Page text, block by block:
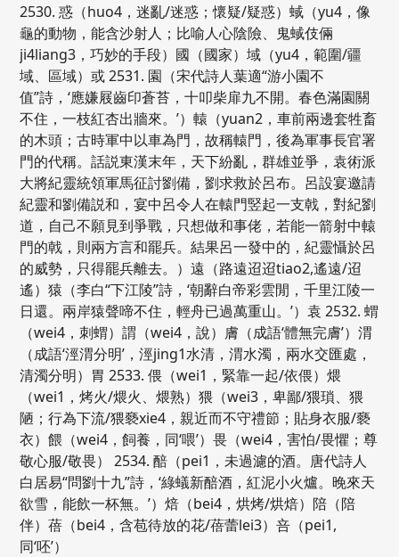
2530. 惑（huo4，迷亂/迷惑；懷疑/疑惑）蜮（yu4，像
龜的動物，能含沙射人；比喻人心陰險、鬼蜮伎倆
ji4liang3，巧妙的手段）國（國家）域（yu4，範圍/疆
域、區域）或 2531. 園（宋代詩人葉適“游小園不
值”詩，‘應嫌屐齒印蒼苔，十叩柴扉九不開。春色滿園關
不住，一枝紅杏出牆來。’）轅（yuan2，車前兩邊套牲畜
的木頭；古時軍中以車為門，故稱轅門，後為軍事長官署
門的代稱。話説東漢末年，天下紛亂，群雄並爭，袁術派
大將紀靈統領軍馬征討劉備，劉求救於呂布。呂設宴邀請
紀靈和劉備説和，宴中呂令人在轅門竪起一支戟，對紀劉
道，自己不願見到爭戰，只想做和事佬，若能一箭射中轅
門的戟，則兩方言和罷兵。結果呂一發中的，紀靈懾於呂
的威勢，只得罷兵離去。）遠（路遠迢迢tiao2,遙遠/迢
遙）猿（李白“下江陵”詩，‘朝辭白帝彩雲閒，千里江陵一
日還。兩岸猿聲啼不住，輕舟已過萬重山。’）袁 2532. 蝟
（wei4，刺蝟）謂（wei4，說）膚（成語‘體無完膚’）渭
（成語‘涇渭分明’，涇jing1水清，渭水濁，兩水交匯處，
清濁分明）胃 2533. 偎（wei1，緊靠一起/依偎）煨
（wei1，烤火/煨火、煨熟）猥（wei3，卑鄙/猥瑣、猥
陋；行為下流/猥褻xie4，親近而不守禮節；貼身衣服/褻
衣）餵（wei4，飼養，同‘喂’）畏（wei4，害怕/畏懼；尊
敬心服/敬畏） 2534. 醅（pei1，未過濾的酒。唐代詩人
白居易“問劉十九”詩，‘綠蟻新醅酒，紅泥小火爐。晚來天
欲雪，能飲一杯無。’）焙（bei4，烘烤/烘焙）陪（陪
伴）蓓（bei4，含苞待放的花/蓓蕾lei3）咅（pei1,
同‘呸’）